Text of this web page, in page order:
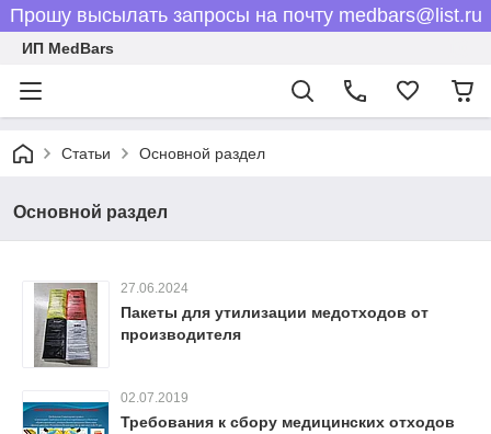
Прошу высылать запросы на почту medbars@list.ru
ИП MedBars
Статьи Основной раздел
Основной раздел
27.06.2024
Пакеты для утилизации медотходов от
производителя
02.07.2019
Требования к сбору медицинских отходов